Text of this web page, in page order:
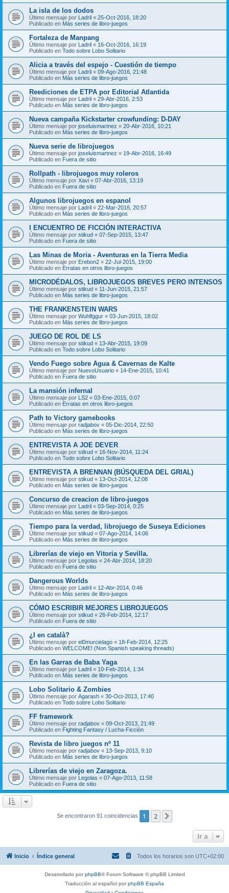
La isla de los dodos
Último mensaje por Ladril « 25-Oct-2016, 18:20
Publicado en Más series de libro-juegos
Fortaleza de Manpang
Último mensaje por Ladril « 16-Oct-2016, 16:19
Publicado en Todo sobre Lobo Solitario
Alicia a través del espejo - Cuestión de tiempo
Último mensaje por Ladril « 09-Ago-2016, 21:48
Publicado en Más series de libro-juegos
Reediciones de ETPA por Editorial Atlantida
Último mensaje por Ladril « 29-Abr-2016, 2:53
Publicado en Más series de libro-juegos
Nueva campaña Kickstarter crowfunding: D-DAY
Último mensaje por joseluismartnez « 20-Abr-2016, 10:21
Publicado en Más series de libro-juegos
Nueva serie de librojuegos
Último mensaje por joseluismartnez « 19-Abr-2016, 16:49
Publicado en Fuera de sitio
Rollpath - librojuegos muy roleros
Último mensaje por Xavi « 07-Abr-2016, 13:19
Publicado en Fuera de sitio
Algunos librojuegos en espanol
Último mensaje por Ladril « 22-Mar-2016, 20:57
Publicado en Más series de libro-juegos
I ENCUENTRO DE FICCIÓN INTERACTIVA
Último mensaje por stikud « 07-Sep-2015, 13:47
Publicado en Fuera de sitio
Las Minas de Moria - Aventuras en la Tierra Media
Último mensaje por Erebon2 « 22-Jul-2015, 19:00
Publicado en Erratas en otros libro-juegos
MICRODÉDALOS, LIBROJUEGOS BREVES PERO INTENSOS
Último mensaje por stikud « 11-Jun-2015, 21:57
Publicado en Más series de libro-juegos
THE FRANKENSTEIN WARS
Último mensaje por Wuhlfggur « 03-Jun-2015, 18:02
Publicado en Más series de libro-juegos
JUEGO DE ROL DE LS
Último mensaje por stikud « 13-Abr-2015, 19:09
Publicado en Todo sobre Lobo Solitario
Vendo Fuego sobre Agua & Cavernas de Kalte
Último mensaje por NuevoUsuario « 14-Ene-2015, 10:41
Publicado en Fuera de sitio
La mansión infernal
Último mensaje por LS2 « 03-Ene-2015, 0:07
Publicado en Erratas en otros libro-juegos
Path to Victory gamebooks
Último mensaje por radjabov « 05-Dic-2014, 22:50
Publicado en Más series de libro-juegos
ENTREVISTA A JOE DEVER
Último mensaje por stikud « 16-Nov-2014, 11:24
Publicado en Todo sobre Lobo Solitario
ENTREVISTA A BRENNAN (BÚSQUEDA DEL GRIAL)
Último mensaje por stikud « 13-Oct-2014, 12:08
Publicado en Más series de libro-juegos
Concurso de creacion de libro-juegos
Último mensaje por Ladril « 03-Sep-2014, 0:25
Publicado en Más series de libro-juegos
Tiempo para la verdad, librojuego de Suseya Ediciones
Último mensaje por stikud « 07-Ago-2014, 14:06
Publicado en Más series de libro-juegos
Librerías de viejo en Vitoria y Sevilla.
Último mensaje por Legolas « 24-Abr-2014, 18:20
Publicado en Fuera de sitio
Dangerous Worlds
Último mensaje por Ladril « 12-Abr-2014, 0:46
Publicado en Más series de libro-juegos
CÓMO ESCRIBIR MEJORES LIBROJUEGOS
Último mensaje por stikud « 26-Feb-2014, 12:17
Publicado en Fuera de sitio
¿I en català?
Último mensaje por el0murcielago « 18-Feb-2014, 12:25
Publicado en WELCOME! (Non Spanish speaking threads)
En las Garras de Baba Yaga
Último mensaje por Ladril « 10-Feb-2014, 1:34
Publicado en Más series de libro-juegos
Lobo Solitario & Zombies
Último mensaje por Agarash « 30-Oct-2013, 17:40
Publicado en Todo sobre Lobo Solitario
FF framework
Último mensaje por radjabov « 09-Oct-2013, 21:49
Publicado en Fighting Fantasy / Lucha-Ficción
Revista de libro juegos nº 11
Último mensaje por radjabov « 13-Sep-2013, 9:10
Publicado en Más series de libro-juegos
Librerías de viejo en Zaragoza.
Último mensaje por Legolas « 07-Ago-2013, 11:58
Publicado en Fuera de sitio
Se encontraron 91 coincidencias 1 2
Ir a
Inicio Índice general Todos los horarios son UTC+02:00
Desarrollado porphpBB® Forum Software © phpBB Limited
Traducción al español porphpBB España